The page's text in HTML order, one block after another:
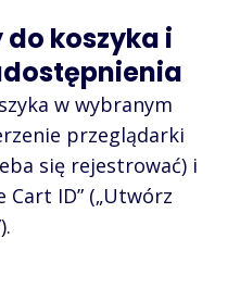
koszyka i
w wybranym
przeglądarki
się rejestrować) i
Cart ID” („Utwórz